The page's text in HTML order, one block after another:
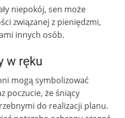
niepokój, sen może
związanej z pieniędzmi,
innych osób.
w ręku
mogą symbolizować
poczucie, że śniący
do realizacji planu.